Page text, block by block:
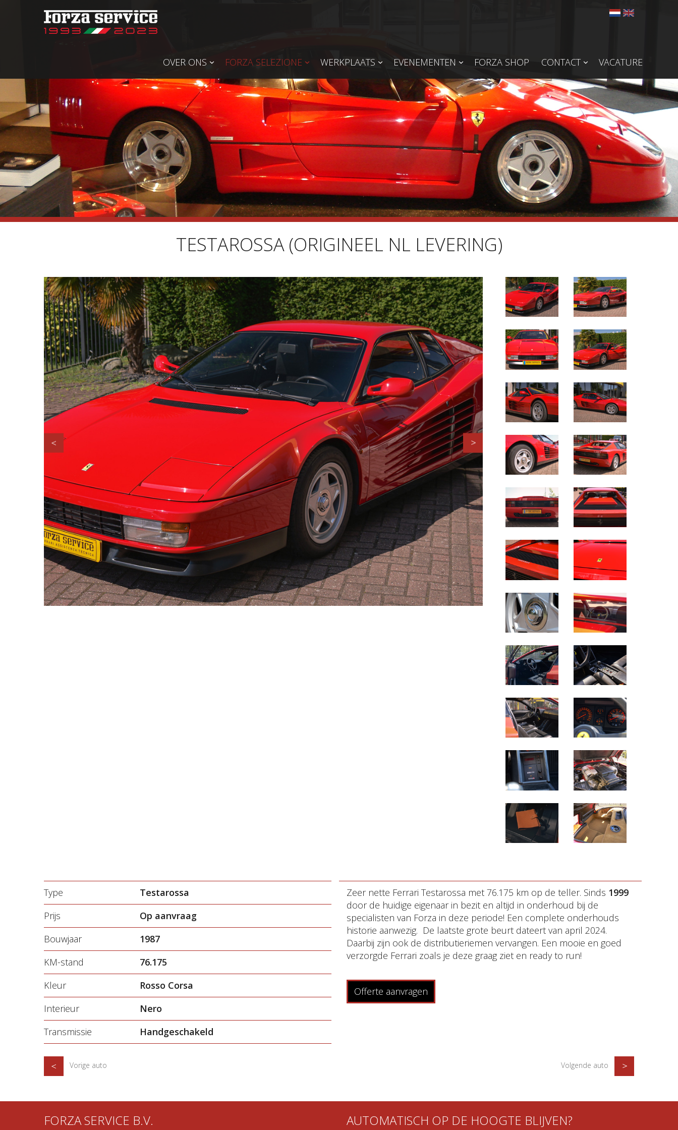
OVER ONS FORZA SELEZIONE WERKPLAATS EVENEMENTEN FORZA SHOP CONTACT VACATURE
TESTAROSSA (ORIGINEEL NL LEVERING)
Type
Testarossa
Prijs
Op aanvraag
Bouwjaar
1987
KM-stand
76.175
Kleur
Rosso Corsa
Interieur
Nero
Transmissie
Handgeschakeld
Zeer nette Ferrari Testarossa met 76.175 km op de teller. Sinds 1999
door de huidige eigenaar in bezit en altijd in onderhoud bij de
specialisten van Forza in deze periode! Een complete onderhouds
historie aanwezig. De laatste grote beurt dateert van april 2024.
Daarbij zijn ook de distributieriemen vervangen. Een mooie en goed
verzorgde Ferrari zoals je deze graag ziet en ready to run!
Offerte aanvragen
Vorige auto Volgende auto
FORZA SERVICE B.V. AUTOMATISCH OP DE HOOGTE BLIJVEN?